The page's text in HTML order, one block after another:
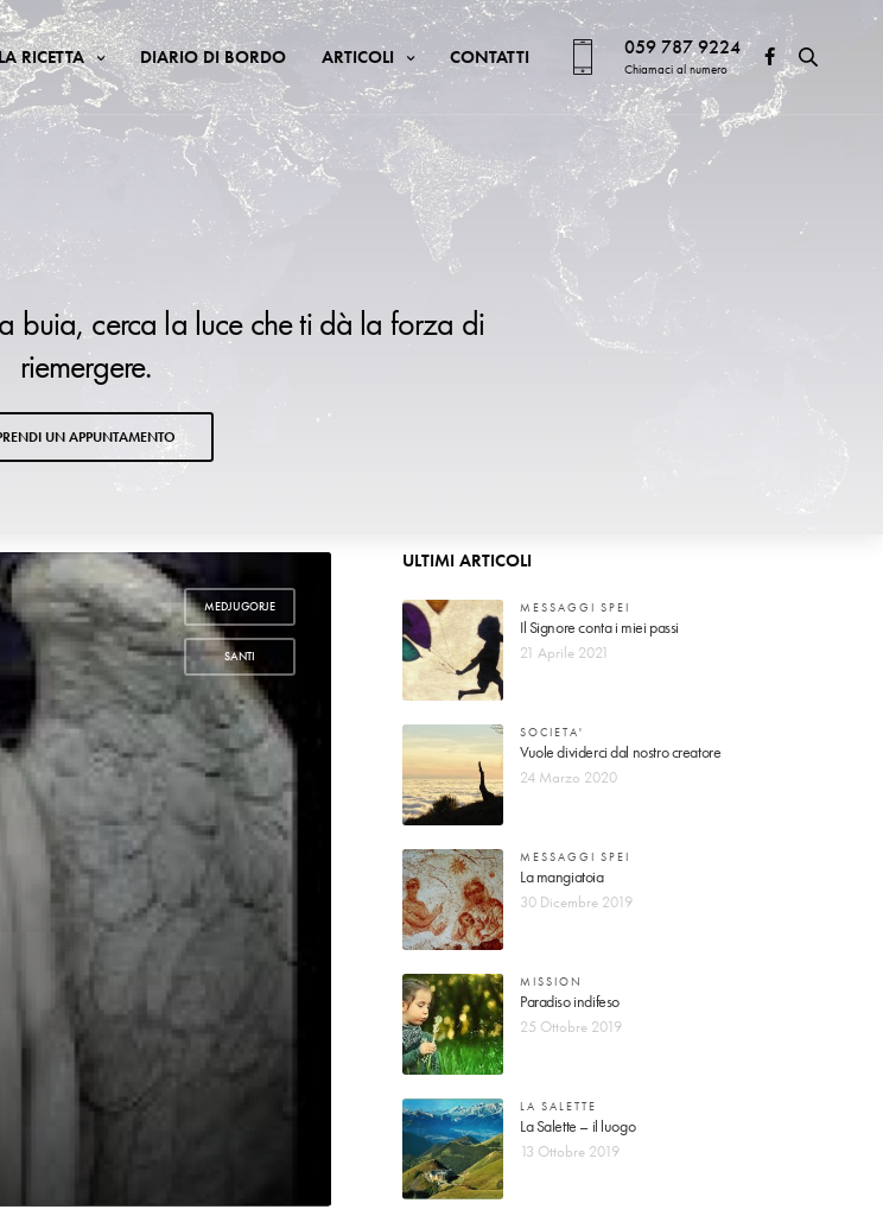
LA RICETTA DIARIO DI BORDO ARTICOLI CONTATTI 059 787 9224
Chiamaci al numero
buia, cerca la luce che ti dà la forza di
riemergere.
UN APPUNTAMENTO
MEDJUGORJE
,
SANTI
ULTIMI ARTICOLI
MESSAGGI SPEI
Il Signore conta i miei passi
21 Aprile 2021
SOCIETA'
Vuole dividerci dal nostro creatore
24 Marzo 2020
MESSAGGI SPEI
La mangiatoia
30 Dicembre 2019
MISSION
Paradiso indifeso
25 Ottobre 2019
LA SALETTE
La Salette – il luogo
13 Ottobre 2019